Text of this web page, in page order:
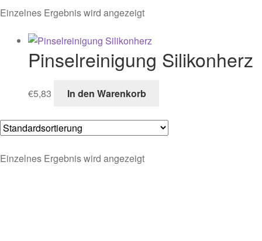
Einzelnes Ergebnis wird angezeigt
Pinselreinigung Silikonherz
€5,83 In den Warenkorb
Einzelnes Ergebnis wird angezeigt